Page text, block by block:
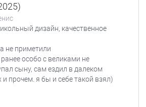
не приметили
сыну, сам ездил в далеком
и прочем. я бы и себе такой взял)